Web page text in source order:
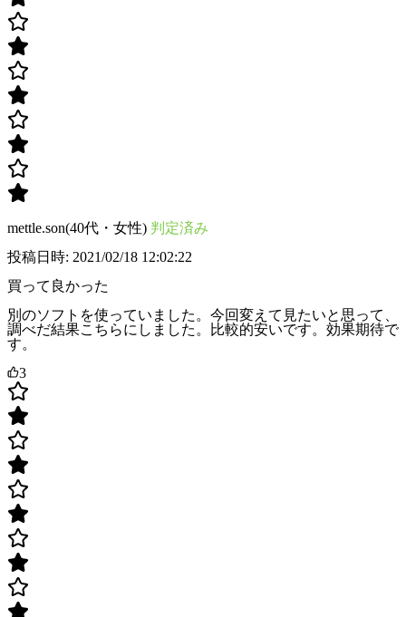
mettle.son(40代・女性) 判定済み
投稿日時: 2021/02/18 12:02:22
買って良かった
別のソフトを使っていました。今回変えて見たいと思って、
調べだ結果こちらにしました。比較的安いです。効果期待で
す。
3